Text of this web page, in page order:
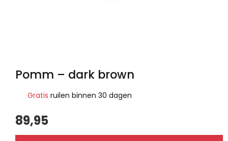
Pomm – dark brown
Gratis ruilen binnen 30 dagen
89,95